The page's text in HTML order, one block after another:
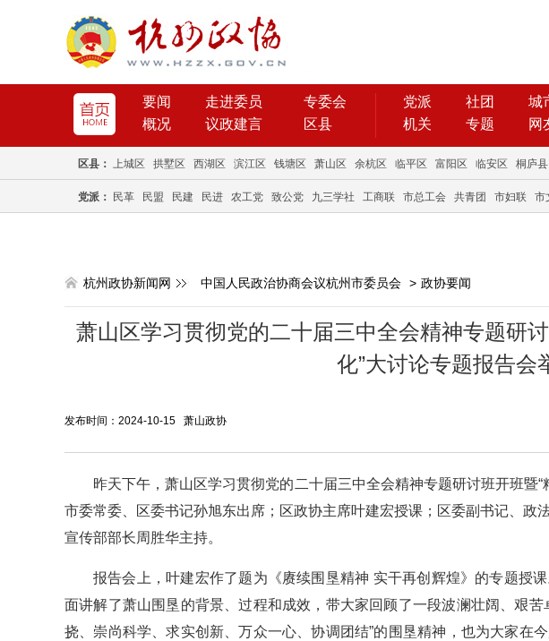
要闻 走进委员
专委会
概况
议政建言 区县
党派 社团
城
机关
专题 网
区县： 上城区 拱墅区 西湖区 滨江区 钱塘区 萧山区 余杭区 临平区 富阳区 临安区 桐庐县
党派： 民革 民盟 民建 民进 农工党 致公党 九三学社 工商联 市总工会 共青团 市妇联 市
杭州政协新闻网 中国人民政治协商会议杭州市委员会 > 政协要闻
萧山区学习贯彻党的二十届三中全会精神专题研
化”大讨论专题报告会
发布时间：2024-10-15 萧山政协
昨天下午，萧山区学习贯彻党的二十届三中全会精神专题研讨班开班暨“
市委常委、区委书记孙旭东出席；区政协主席叶建宏授课；区委副书记、政
宣传部部长周胜华主持。
报告会上，叶建宏作了题为《赓续围垦精神 实干再创辉煌》的专题授
面讲解了萧山围垦的背景、过程和成效，带大家回顾了一段波澜壮阔、艰
挠、崇尚科学、求实创新、万众一心、协调团结”的围垦精神，也为大家在